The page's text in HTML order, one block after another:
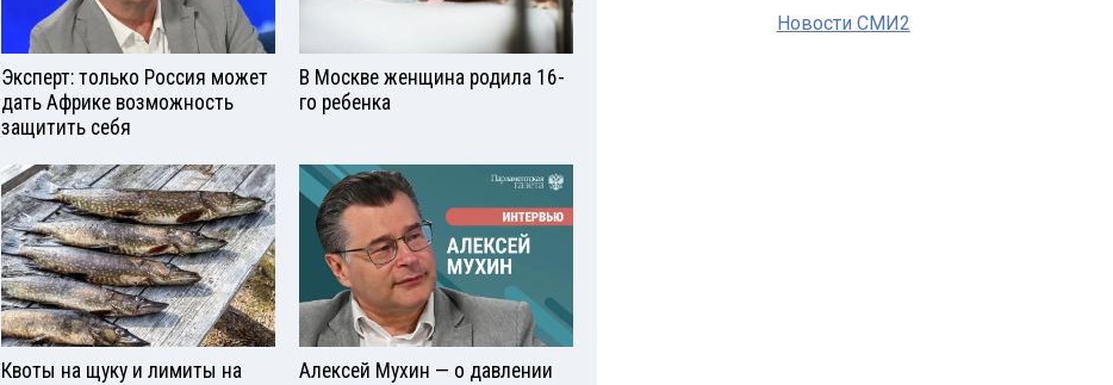
Эксперт: только Россия может
дать Африке возможность
защитить себя
В Москве женщина родила 16-
го ребенка
Квоты на щуку и лимиты на
Алексей Мухин — о давлении
Новости СМИ2